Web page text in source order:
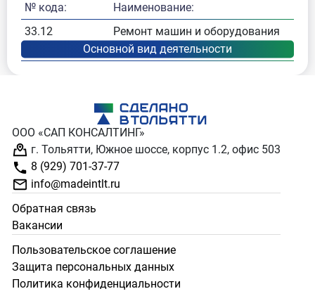
№ кода:
Наименование:
33.12
Ремонт машин и оборудования
ООО «САП КОНСАЛТИНГ»
г. Тольятти, Южное шоссе, корпус 1.2, офис 503
8 (929) 701-37-77
info@madeintlt.ru
Обратная связь
Вакансии
Пользовательское соглашение
Защита персональных данных
Политика конфиденциальности